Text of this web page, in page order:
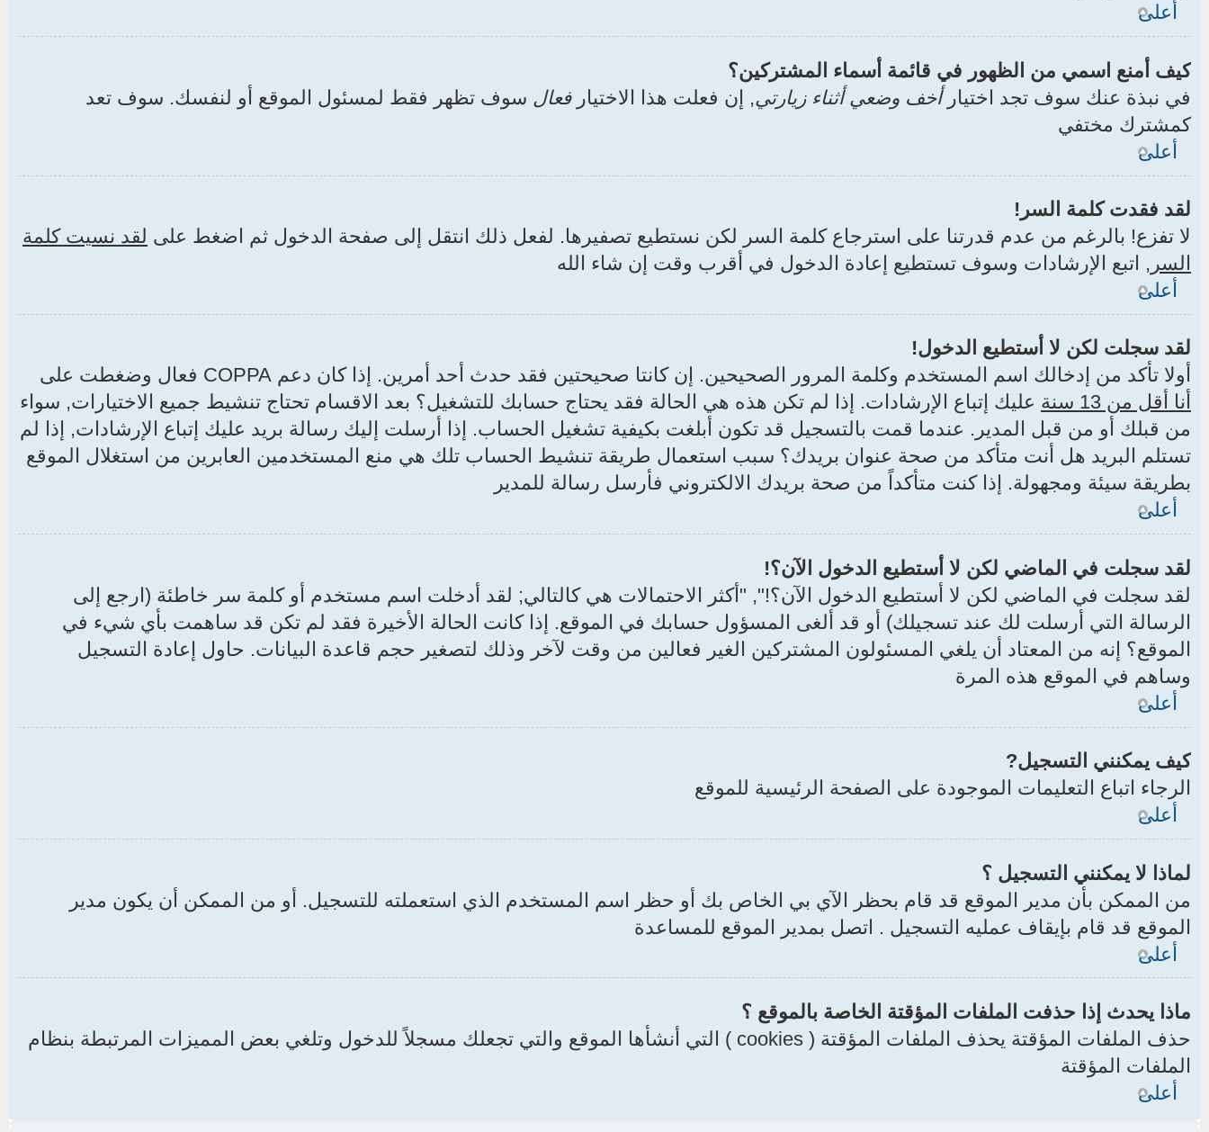
أعلى
كيف أمنع اسمي من الظهور في قائمة أسماء المشتركين؟
في نبذة عنك سوف تجد اختيارأخف وضعي أثناء زيارتي, إن فعلت هذا الاختيارفعال سوف تظهر فقط لمسئول الموقع أو لنفسك. سوف تعد
كمشترك مختفي
أعلى
لقد فقدت كلمة السر!
لا تفزع! بالرغم من عدم قدرتنا على استرجاع كلمة السر لكن نستطيع تصفيرها. لفعل ذلك انتقل إلى صفحة الدخول ثم اضغط على لقد نسيت كلمة
السر , اتبع الإرشادات وسوف تستطيع إعادة الدخول في أقرب وقت إن شاء الله
أعلى
لقد سجلت لكن لا أستطيع الدخول!
أولا تأكد من إدخالك اسم المستخدم وكلمة المرور الصحيحين. إن كانتا صحيحتين فقد حدث أحد أمرين. إذا كان دعم COPPA فعال وضغطت على
أنا أقل من 13 سنة
عليك إتباع الإرشادات. إذا لم تكن هذه هي الحالة فقد يحتاج حسابك للتشغيل؟ بعد الاقسام تحتاج تنشيط جميع الاختيارات, سواء
من قبلك أو من قبل المدير. عندما قمت بالتسجيل قد تكون أبلغت بكيفية تشغيل الحساب. إذا أرسلت إليك رسالة بريد عليك إتباع الإرشادات, إذا لم
تستلم البريد هل أنت متأكد من صحة عنوان بريدك؟ سبب استعمال طريقة تنشيط الحساب تلك هي منع المستخدمين العابرين من استغلال الموقع
بطريقة سيئة ومجهولة. إذا كنت متأكداً من صحة بريدك الالكتروني فأرسل رسالة للمدير
أعلى
لقد سجلت في الماضي لكن لا أستطيع الدخول الآن؟!
لقد سجلت في الماضي لكن لا أستطيع الدخول الآن؟!", "أكثر الاحتمالات هي كالتالي; لقد أدخلت اسم مستخدم أو كلمة سر خاطئة (ارجع إلى
الرسالة التي أرسلت لك عند تسجيلك) أو قد ألغى المسؤول حسابك في الموقع. إذا كانت الحالة الأخيرة فقد لم تكن قد ساهمت بأي شيء في
الموقع؟ إنه من المعتاد أن يلغي المسئولون المشتركين الغير فعالين من وقت لآخر وذلك لتصغير حجم قاعدة البيانات. حاول إعادة التسجيل
وساهم في الموقع هذه المرة
أعلى
كيف يمكنني التسجيل?
الرجاء اتباع التعليمات الموجودة على الصفحة الرئيسية للموقع
أعلى
لماذا لا يمكنني التسجيل ؟
من الممكن بأن مدير الموقع قد قام بحظر الآي بي الخاص بك أو حظر اسم المستخدم الذي استعملته للتسجيل. أو من الممكن أن يكون مدير
الموقع قد قام بإيقاف عمليه التسجيل . اتصل بمدير الموقع للمساعدة
أعلى
ماذا يحدث إذا حذفت الملفات المؤقتة الخاصة بالموقع ؟
حذف الملفات المؤقتة يحذف الملفات المؤقتة ( cookies ) التي أنشأها الموقع والتي تجعلك مسجلاً للدخول وتلغي بعض المميزات المرتبطة بنظام
الملفات المؤقتة
أعلى